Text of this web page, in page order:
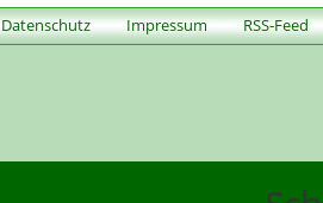
Datenschutz Impressum RSS-Feed